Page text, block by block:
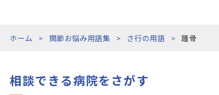
ホーム 関節お悩み用語集 さ行の用語 踵骨
相談できる病院をさがす